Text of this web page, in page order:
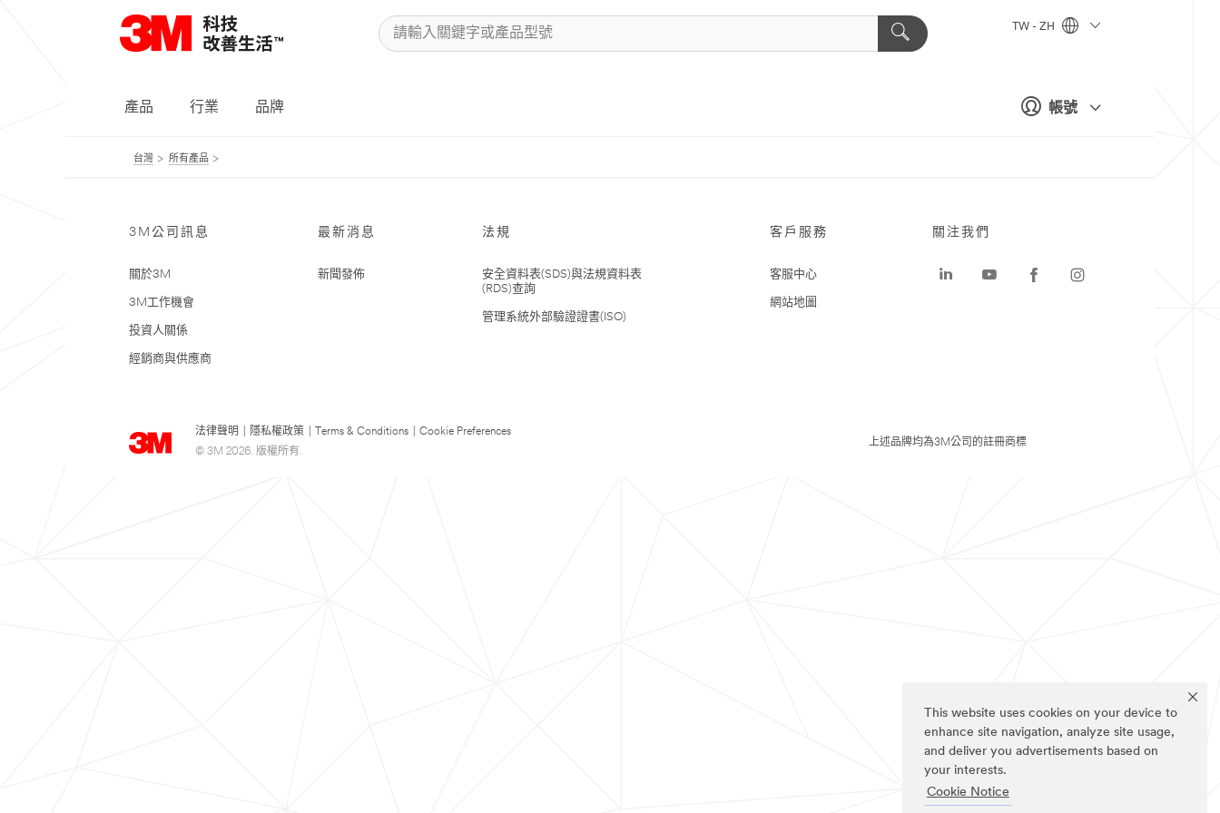
This website uses cookies on your device to
enhance site navigation, analyze site usage,
and deliver you advertisements based on
your interests.
Cookie Notice
帳號
TW - ZH
產品 行業 品牌
台灣 所有產品
3M公司訊息
關於3M
3M工作機會
投資人關係
經銷商與供應商
最新消息
新聞發佈
法規
安全資料表(SDS)與法規資料表
(RDS)查詢
管理系統外部驗證證書(ISO)
客戶服務
客服中心
網站地圖
法律聲明 隱私權政策 Terms & Conditions
Cookie Preferences
© 3M 2026. 版權所有.
關注我們
上述品牌均為3M公司的註冊商標